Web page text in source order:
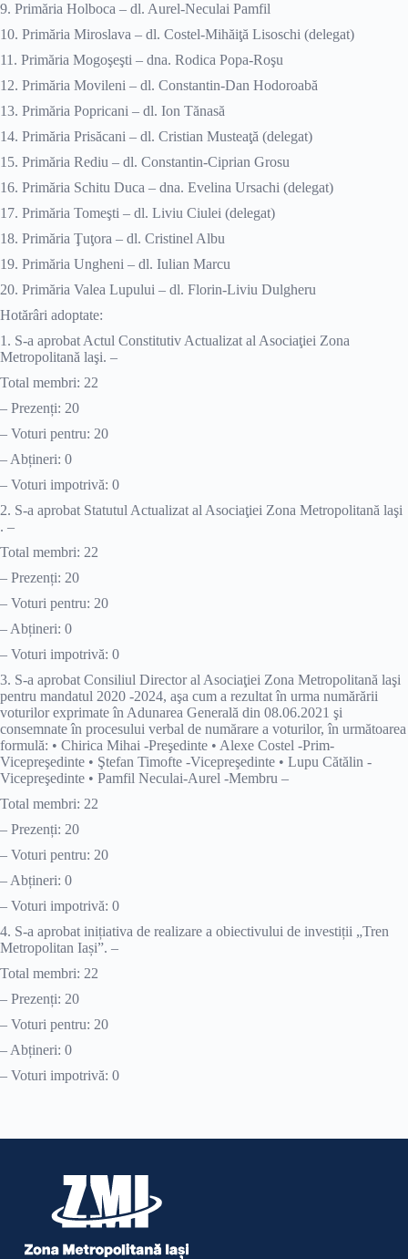
9. Primăria Holboca – dl. Aurel-Neculai Pamfil
10. Primăria Miroslava – dl. Costel-Mihăiţă Lisoschi (delegat)
11. Primăria Mogoşeşti – dna. Rodica Popa-Roşu
12. Primăria Movileni – dl. Constantin-Dan Hodoroabă
13. Primăria Popricani – dl. Ion Tănasă
14. Primăria Prisăcani – dl. Cristian Musteaţă (delegat)
15. Primăria Rediu – dl. Constantin-Ciprian Grosu
16. Primăria Schitu Duca – dna. Evelina Ursachi (delegat)
17. Primăria Tomeşti – dl. Liviu Ciulei (delegat)
18. Primăria Ţuţora – dl. Cristinel Albu
19. Primăria Ungheni – dl. Iulian Marcu
20. Primăria Valea Lupului – dl. Florin-Liviu Dulgheru
Hotărâri adoptate:
1. S-a aprobat Actul Constitutiv Actualizat al Asociaţiei Zona
Metropolitană laşi. –
Total membri: 22
– Prezenți: 20
– Voturi pentru: 20
– Abțineri: 0
– Voturi impotrivă: 0
2. S-a aprobat Statutul Actualizat al Asociaţiei Zona Metropolitană laşi
. –
Total membri: 22
– Prezenți: 20
– Voturi pentru: 20
– Abțineri: 0
– Voturi impotrivă: 0
3. S-a aprobat Consiliul Director al Asociaţiei Zona Metropolitană laşi
pentru mandatul 2020 -2024, aşa cum a rezultat în urma numărării
voturilor exprimate în Adunarea Generală din 08.06.2021 şi
consemnate în procesului verbal de numărare a voturilor, în următoarea
formulă: • Chirica Mihai -Preşedinte • Alexe Costel -Prim-
Vicepreşedinte • Ştefan Timofte -Vicepreşedinte • Lupu Cătălin -
Vicepreşedinte • Pamfil Neculai-Aurel -Membru –
Total membri: 22
– Prezenți: 20
– Voturi pentru: 20
– Abțineri: 0
– Voturi impotrivă: 0
4. S-a aprobat inițiativa de realizare a obiectivului de investiții „Tren
Metropolitan Iași”. –
Total membri: 22
– Prezenți: 20
– Voturi pentru: 20
– Abțineri: 0
– Voturi impotrivă: 0